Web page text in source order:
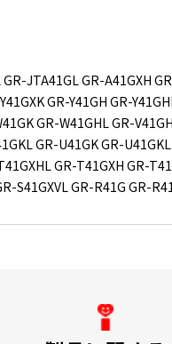
JTA41GL GR-A41GXH
GR-Y41GH GR-
GR-W41GHL GR-
GR-U41GK GR-
GR-T41GXH GR-
S41GXVL GR-R41G GR-